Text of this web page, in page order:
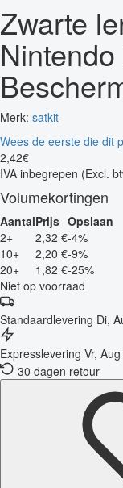
Zwarte
Merk: satkit
Wees de eerste die dit
2,42€
IVA inbegrepen (Excl.
Volumekortingen
AantalPrijs Opslaan
2+
2,32 €-4%
10+
2,20 €-9%
20+
1,82 €-25%
Niet op voorraad
Standaardlevering Di,
Expresslevering Vr,
30 dagen retour